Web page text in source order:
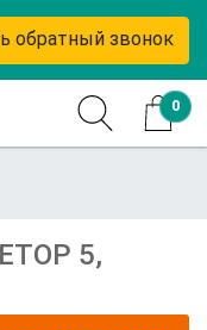
обратный звонок
0
5,